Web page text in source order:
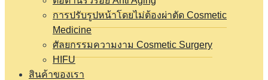
การปรับรูปหน้าโดยไม่ต้องผ่าตัด Cosmetic
Medicine
ศัลยกรรมความงาม Cosmetic Surgery
HIFU
สินค้าของเรา